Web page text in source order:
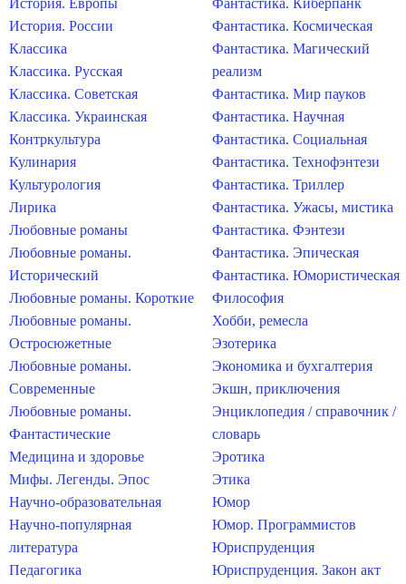
История. Европы
История. России
Классика
Классика. Русская
Классика. Советская
Классика. Украинская
Контркультура
Кулинария
Культурология
Лирика
Любовные романы
Любовные романы.
Исторический
Любовные романы. Короткие
Любовные романы.
Остросюжетные
Любовные романы.
Современные
Любовные романы.
Фантастические
Медицина и здоровье
Мифы. Легенды. Эпос
Научно-образовательная
Научно-популярная
литература
Педагогика
Фантастика. Киберпанк
Фантастика. Космическая
Фантастика. Магический
реализм
Фантастика. Мир пауков
Фантастика. Научная
Фантастика. Социальная
Фантастика. Технофэнтези
Фантастика. Триллер
Фантастика. Ужасы, мистика
Фантастика. Фэнтези
Фантастика. Эпическая
Фантастика. Юмористическая
Философия
Хобби, ремесла
Эзотерика
Экономика и бухгалтерия
Экшн, приключения
Энциклопедия / справочник /
словарь
Эротика
Этика
Юмор
Юмор. Программистов
Юриспруденция
Юриспруденция. Закон акт